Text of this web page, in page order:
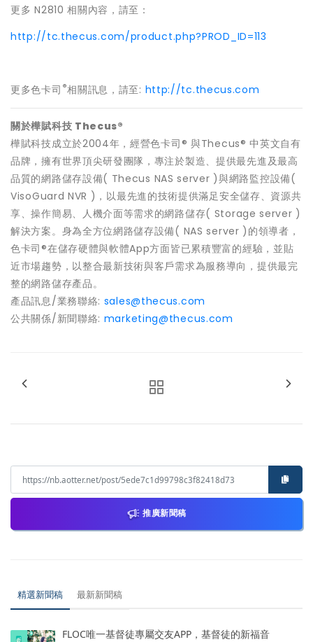
更多 N2810 相關內容，請至：
http://tc.thecus.com/product.php?PROD_ID=113
更多色卡司 ®相關訊息，請至: http://tc.thecus.com
關於樺賦科技 Thecus®
樺賦科技成立於2004年，經營色卡司® 與Thecus® 中英文自有
品牌，擁有世界頂尖研發團隊，專注於製造、提供最先進及最高
品質的網路儲存設備( Thecus NAS server )與網路監控設備(
VisoGuard NVR )，以最先進的技術提供滿足安全儲存、資源共
享、操作簡易、人機介面等需求的網路儲存( Storage server )
解決方案。身為全方位網路儲存設備( NAS server )的領導者，
色卡司®在儲存硬體與軟體App方面皆已累積豐富的經驗，並貼
近市場趨勢，以整合最新技術與客戶需求為服務導向，提供最完
整的網路儲存產品。
產品訊息/業務聯絡: sales@thecus.com
公共關係/新聞聯絡: marketing@thecus.com
推廣新聞稿
精選新聞稿 最新新聞稿
FLOC唯一基督徒專屬交友APP，基督徒的新福音